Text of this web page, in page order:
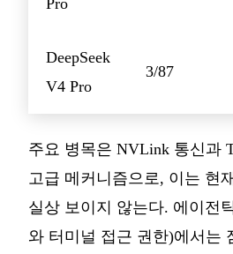
Pro
DeepSeek
V4 Pro
3/87
주요 병목은 NVLink 통신과
고급 메커니즘으로, 이는 현
실상 보이지 않는다. 에이전
와 터미널 접근 권한)에서는